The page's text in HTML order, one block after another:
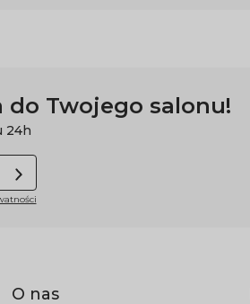
Twojego salonu!
24h
O nas